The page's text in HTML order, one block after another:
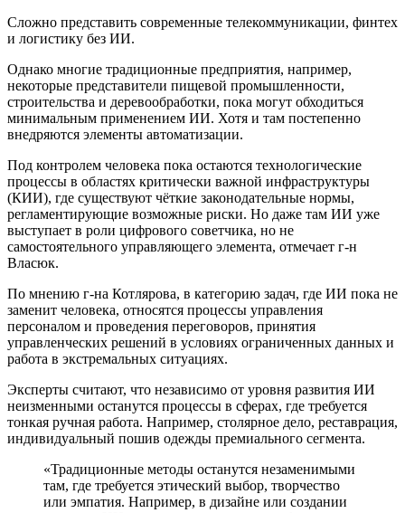
Сложно представить современные телекоммуникации, финтех
и логистику без ИИ.
Однако многие традиционные предприятия, например,
некоторые представители пищевой промышленности,
строительства и деревообработки, пока могут обходиться
минимальным применением ИИ. Хотя и там постепенно
внедряются элементы автоматизации.
Под контролем человека пока остаются технологические
процессы в областях критически важной инфраструктуры
(КИИ), где существуют чёткие законодательные нормы,
регламентирующие возможные риски. Но даже там ИИ уже
выступает в роли цифрового советчика, но не
самостоятельного управляющего элемента, отмечает г-н
Власюк.
По мнению г-на Котлярова, в категорию задач, где ИИ пока не
заменит человека, относятся процессы управления
персоналом и проведения переговоров, принятия
управленческих решений в условиях ограниченных данных и
работа в экстремальных ситуациях.
Эксперты считают, что независимо от уровня развития ИИ
неизменными останутся процессы в сферах, где требуется
тонкая ручная работа. Например, столярное дело, реставрация,
индивидуальный пошив одежды премиального сегмента.
«Традиционные методы останутся незаменимыми
там, где требуется этический выбор, творчество
или эмпатия. Например, в дизайне или создании